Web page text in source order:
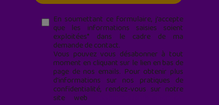
En soumettant ce formulaire, j’accepte
que les informations saisies soient
exploitées* dans le cadre de ma
demande de contact.
Vous pouvez vous désabonner à tout
moment en cliquant sur le lien en bas de
page de nos emails. Pour obtenir plus
d'informations sur nos pratiques de
confidentialité, rendez-vous sur notre
site web